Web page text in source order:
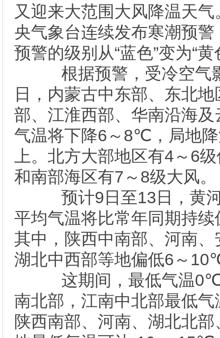
又迎来大范围大风降温天
央气象台连续发布寒潮预
预警的级别从“蓝色”变为“黄
根据预警，受冷空气
日，内蒙古中东部、东北
部、江淮西部、华南沿海
气温将下降6～8℃，局地
上。北方大部地区有4～6
和南部海区有7～8级大风。
预计9日至13日，黄河
平均气温将比常年同期持
其中，陕西中南部、河南
湖北中西部等地偏低6～
这期间，最低气温0℃
南北部，江南中北部最低
陕西南部、河南、湖北北